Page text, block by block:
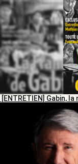
[ENTRETIEN] Gabin,